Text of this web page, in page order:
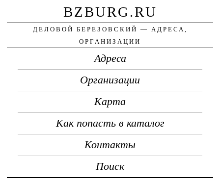
BZBURG.RU
ДЕЛОВОЙ БЕРЕЗОВСКИЙ — АДРЕСА,
ОРГАНИЗАЦИИ
Адреса
Организации
Карта
Как попасть в каталог
Контакты
Поиск